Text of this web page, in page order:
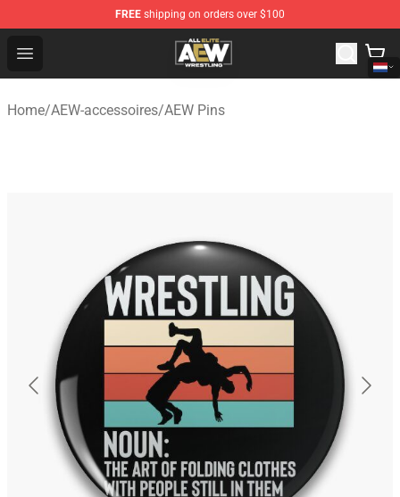
FREE shipping on orders over $100
Open menu
Aew Shop ⚡️ Official Aew Merchandise Store
Home/AEW-accessoires/AEW Pins